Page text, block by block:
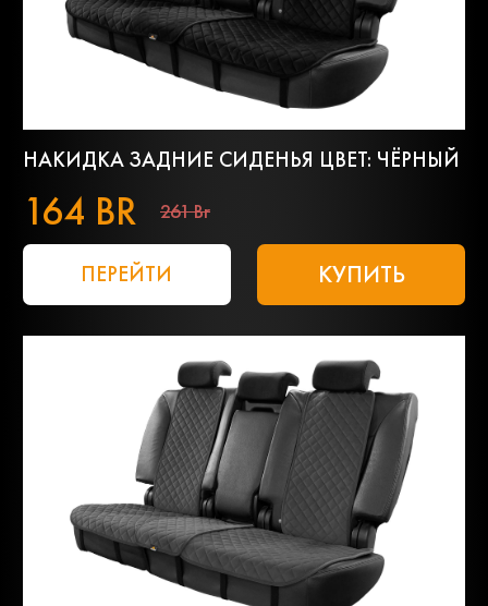
НАКИДКА ЗАДНИЕ СИДЕНЬЯ ЦВЕТ: ЧЁРНЫЙ
164 BR 261 Br
ПЕРЕЙТИ КУПИТЬ